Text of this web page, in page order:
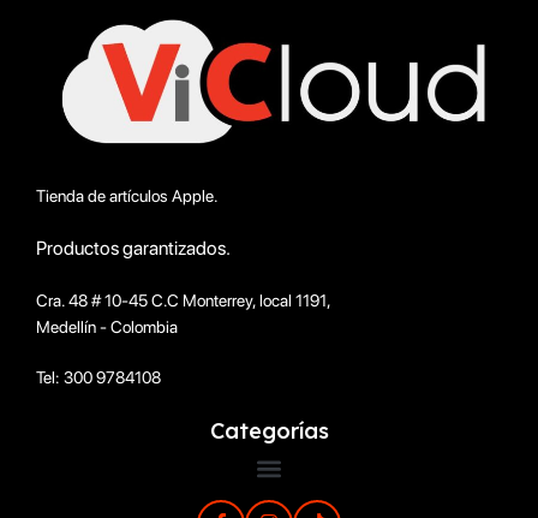
Tienda de artículos Apple.
Productos garantizados.
Cra. 48 # 10-45 C.C Monterrey, local 1191,
Medellín - Colombia
Tel: 300 9784108
Categorías